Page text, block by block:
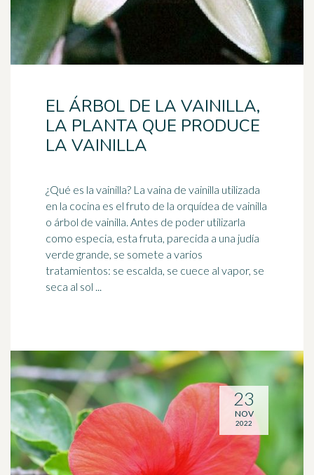
EL ÁRBOL DE LA VAINILLA,
LA PLANTA QUE PRODUCE
LA VAINILLA
¿Qué es la vainilla? La vaina de vainilla utilizada
en la cocina es el fruto de la orquídea de vainilla
o árbol de vainilla. Antes de poder utilizarla
como especia, esta fruta, parecida a una judía
verde grande, se somete a varios
tratamientos: se escalda, se cuece al vapor, se
seca al sol ...
23
NOV
2022